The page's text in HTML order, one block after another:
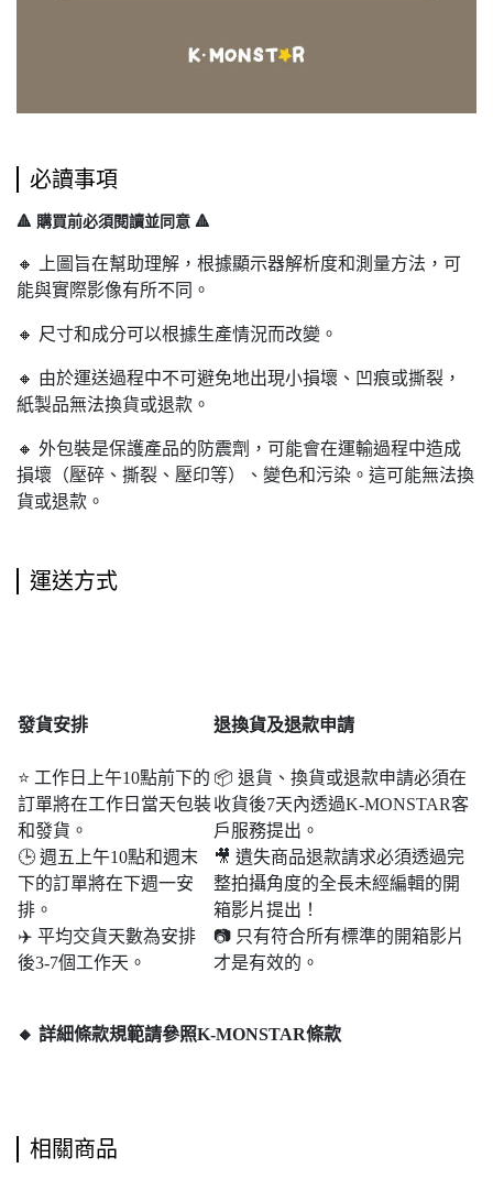
必讀事項
🔺 購買前必須閱讀並同意 🔺
🔸 上圖旨在幫助理解，根據顯示器解析度和測量方法，可
能與實際影像有所不同。
🔸 尺寸和成分可以根據生產情況而改變。
🔸 由於運送過程中不可避免地出現小損壞、凹痕或撕裂，
紙製品無法換貨或退款。
🔸 外包裝是保護產品的防震劑，可能會在運輸過程中造成
損壞（壓碎、撕裂、壓印等）、變色和污染。這可能無法換
貨或退款。
運送方式
發貨安排
⭐ 工作日上午10點前下的
訂單將在工作日當天包裝
和發貨。
🕒 週五上午10點和週末​​
下的訂單將在下週一安
排。
✈️ 平均交貨天數為安排
後3-7個工作天。
退換貨及退款申請
📦 退貨、換貨或退款申請必須在
收貨後7天內透過K-MONSTAR客
戶服務提出。
🎥 遺失商品退款請求必須透過完
整拍攝角度的全長未經編輯的開
箱影片提出！
📷 只有符合所有標準的開箱影片
才是有效的。
🔸 詳細條款規範請參照K-MONSTAR條款
相關商品